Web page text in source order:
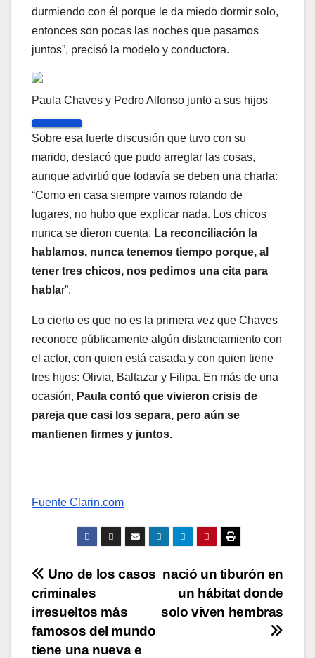
durmiendo con él porque le da miedo dormir solo,
entonces son pocas las noches que pasamos
juntos”, precisó la modelo y conductora.
Paula Chaves y Pedro Alfonso junto a sus hijos
Sobre esa fuerte discusión que tuvo con su
marido, destacó que pudo arreglar las cosas,
aunque advirtió que todavía se deben una charla:
“Como en casa siempre vamos rotando de
lugares, no hubo que explicar nada. Los chicos
nunca se dieron cuenta. La reconciliación la
hablamos, nunca tenemos tiempo porque, al
tener tres chicos, nos pedimos una cita para
hablar”.
Lo cierto es que no es la primera vez que Chaves
reconoce públicamente algún distanciamiento con
el actor, con quien está casada y con quien tiene
tres hijos: Olivia, Baltazar y Filipa. En más de una
ocasión, Paula contó que vivieron crisis de
pareja que casi los separa, pero aún se
mantienen firmes y juntos.
Fuente Clarin.com
Navegación
de
entradas
nació un tiburón en
un hábitat donde
solo viven hembras
Uno de los casos
criminales
irresueltos más
famosos del mundo
tiene una nueva e